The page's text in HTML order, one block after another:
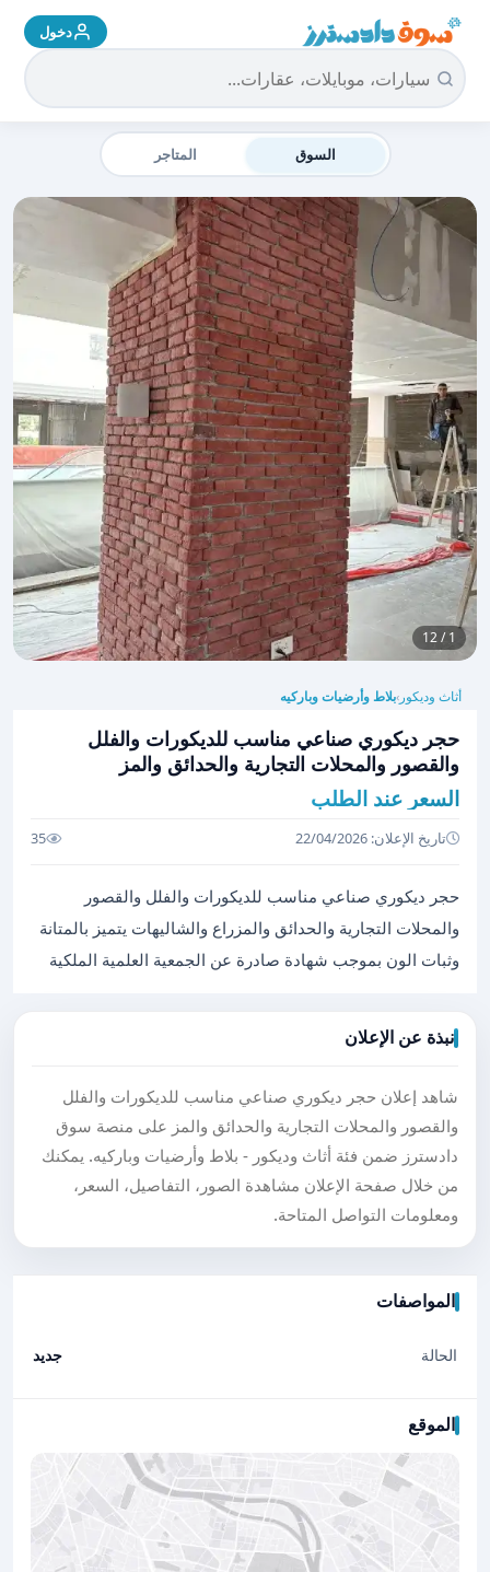
سوق دادسترز الرئيسية دخول
السوق المتاجر
1 / 12
أثاث وديكور ›بلاط وأرضيات وباركيه
حجر ديكوري صناعي مناسب للديكورات والفلل
والقصور والمحلات التجارية والحدائق والمز
السعر عند الطلب
تاريخ الإعلان: 22/04/2026 35
حجر ديكوري صناعي مناسب للديكورات والفلل والقصور
والمحلات التجارية والحدائق والمزراع والشاليهات يتميز بالمتانة
وثبات الون بموجب شهادة صادرة عن الجمعية العلمية الملكية
نبذة عن الإعلان
شاهد إعلان حجر ديكوري صناعي مناسب للديكورات والفلل
والقصور والمحلات التجارية والحدائق والمز على منصة سوق
دادسترز ضمن فئة أثاث وديكور - بلاط وأرضيات وباركيه. يمكنك
من خلال صفحة الإعلان مشاهدة الصور، التفاصيل، السعر،
ومعلومات التواصل المتاحة.
المواصفات
الحالة جديد
الموقع